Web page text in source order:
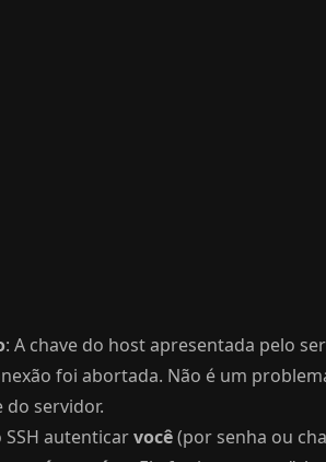
: A chave do host apresentada pelo
foi abortada. Não é um
do servidor.
SSH autenticarvocê(por senha ou